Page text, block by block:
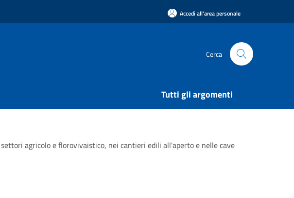
Accedi all'area personale
Cerca
Tutti gli argomenti
agricolo e florovivaistico, nei cantieri edili all'aperto e nelle cave